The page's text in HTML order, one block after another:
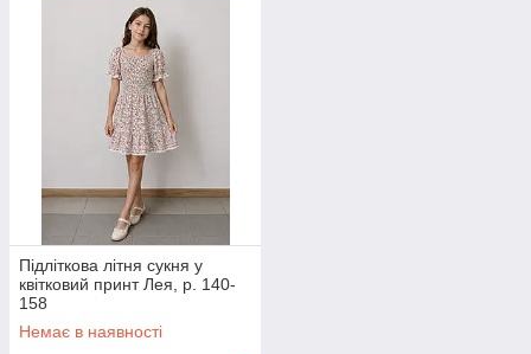
Підліткова літня сукня у
квітковий принт Лея, р. 140-
158
Немає в наявності